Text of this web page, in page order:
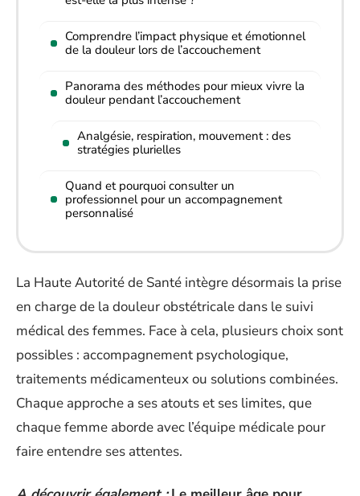
Comprendre l’impact physique et émotionnel
de la douleur lors de l’accouchement
Panorama des méthodes pour mieux vivre la
douleur pendant l’accouchement
Analgésie, respiration, mouvement : des
stratégies plurielles
Quand et pourquoi consulter un
professionnel pour un accompagnement
personnalisé
La Haute Autorité de Santé intègre désormais la prise
en charge de la douleur obstétricale dans le suivi
médical des femmes. Face à cela, plusieurs choix sont
possibles : accompagnement psychologique,
traitements médicamenteux ou solutions combinées.
Chaque approche a ses atouts et ses limites, que
chaque femme aborde avec l’équipe médicale pour
faire entendre ses attentes.